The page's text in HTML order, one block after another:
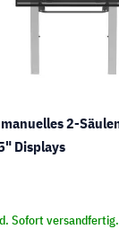
2-
Displays
Sofort